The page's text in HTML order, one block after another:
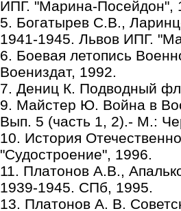
ИПГ. "Марина-Посейдон",
5. Богатырев С.В.,
1941-1945. Львов ИПГ.
6. Боевая летопись
Воениздат, 1992.
7. Дениц К. Подводный
9. Майстер Ю. Война в
Вып. 5 (часть 1, 2).- М.:
10. История
"Судостроение", 1996.
11. Платонов А.В.,
1939-1945. СПб, 1995.
13. Платонов А. В.